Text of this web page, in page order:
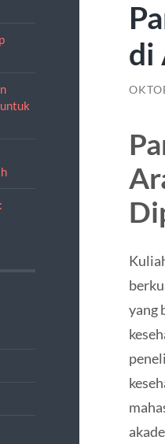
di
yang